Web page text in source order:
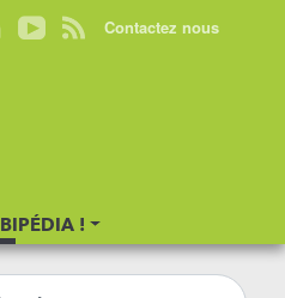
!
Contactez nous